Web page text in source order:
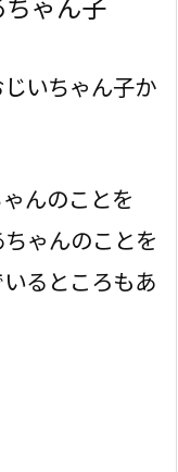
いちゃん子か
んのことを
ゃんのことを
るところもあ